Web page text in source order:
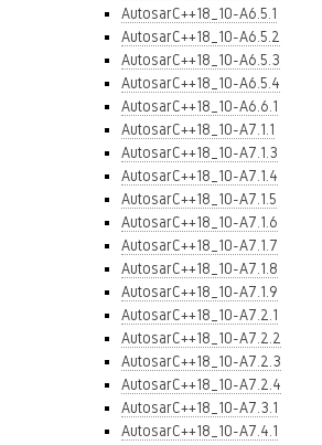
AutosarC++18_10-A6.5.1
AutosarC++18_10-A6.5.2
AutosarC++18_10-A6.5.3
AutosarC++18_10-A6.5.4
AutosarC++18_10-A6.6.1
AutosarC++18_10-A7.1.1
AutosarC++18_10-A7.1.3
AutosarC++18_10-A7.1.4
AutosarC++18_10-A7.1.5
AutosarC++18_10-A7.1.6
AutosarC++18_10-A7.1.7
AutosarC++18_10-A7.1.8
AutosarC++18_10-A7.1.9
AutosarC++18_10-A7.2.1
AutosarC++18_10-A7.2.2
AutosarC++18_10-A7.2.3
AutosarC++18_10-A7.2.4
AutosarC++18_10-A7.3.1
AutosarC++18_10-A7.4.1